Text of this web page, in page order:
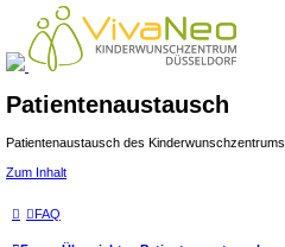
Patientenaustausch
Patientenaustausch des Kinderwunschzentrums
Zum Inhalt
FAQ